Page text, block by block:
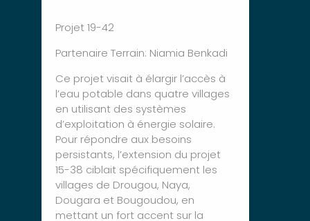
Projet 19-42
Partenaire Terrain: Niamia Benkadi
Ce projet visait à élargir l’accès à
l’eau potable dans quatre villages
en utilisant des systèmes
d’exploitation à énergie solaire.
Pour répondre aux besoins
persistants, l’extension du projet
15-38 ciblait spécifiquement les
villages de Drougou, Naya,
Dougara et Bougoudou, en
mettant un fort accent sur la